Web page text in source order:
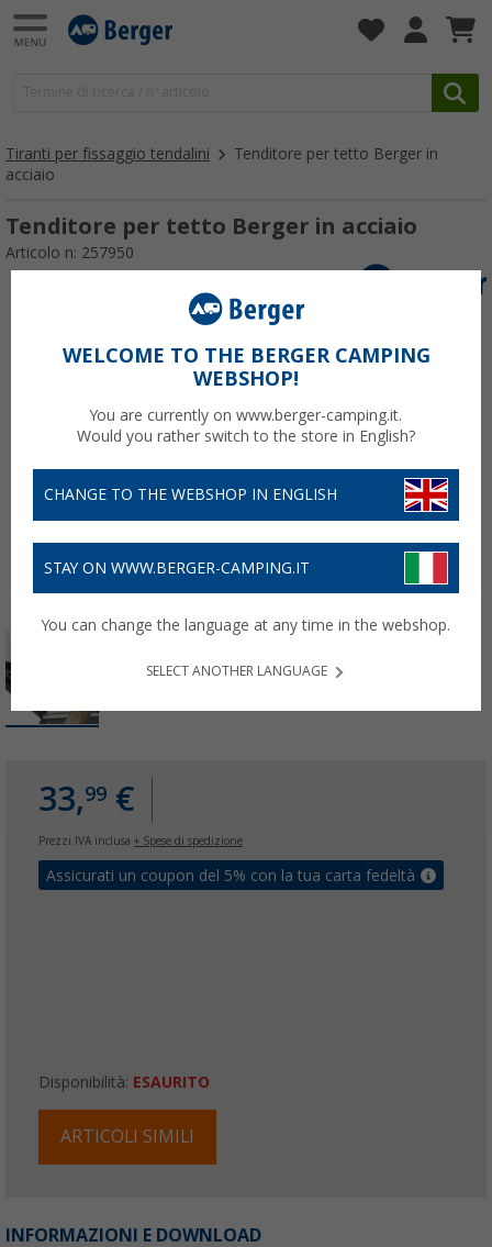
Tiranti per fissaggio tendalini
Tenditore per tetto Berger in
acciaio
Tenditore per tetto Berger in acciaio
Articolo n: 257950
33,99 €
Prezzi IVA inclusa + Spese di spedizione
Assicurati un coupon del 5% con la tua carta fedeltà
Disponibilità: ESAURITO
ARTICOLI SIMILI
INFORMAZIONI E DOWNLOAD
WELCOME TO THE BERGER CAMPING
WEBSHOP!
You are currently on www.berger-camping.it.
Would you rather switch to the store in English?
CHANGE TO THE WEBSHOP IN ENGLISH
STAY ON WWW.BERGER-CAMPING.IT
You can change the language at any time in the webshop.
SELECT ANOTHER LANGUAGE